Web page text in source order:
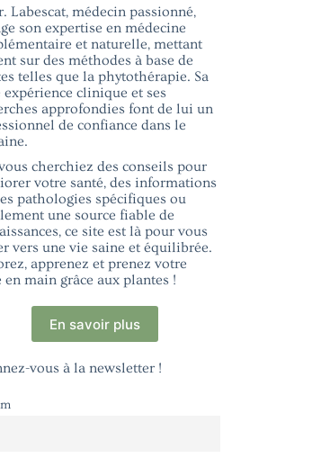
Labescat, médecin passionné,
son expertise en médecine
et naturelle, mettant
sur des méthodes à base de
telles que la phytothérapie. Sa
expérience clinique et ses
approfondies font de lui un
de confiance dans le
cherchiez des conseils pour
votre santé, des informations
pathologies spécifiques ou
une source fiable de
ce site est là pour vous
vers une vie saine et équilibrée.
apprenez et prenez votre
en main grâce aux plantes !
En savoir plus
vous à la newsletter !